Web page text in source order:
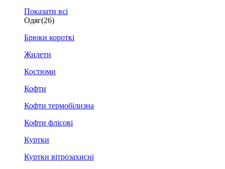
Показати всі
Одяг(26)
Брюки короткі
Жилети
Костюми
Кофти
Кофти термобілизна
Кофти флісові
Куртки
Куртки вітрозахисні